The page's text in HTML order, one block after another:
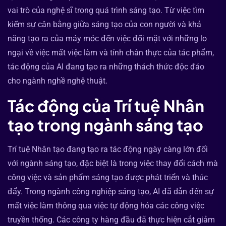
vai trò của nghệ sĩ trong quá trình sáng tạo. Từ việc tìm
kiếm sự cân bằng giữa sáng tạo của con người và khả
năng tạo ra của máy móc đến việc đối mặt với những lo
ngại về việc mất việc làm và tính chân thực của tác phẩm,
tác động của AI đang tạo ra những thách thức độc đáo
cho ngành nghề nghệ thuật.
Tác động của Trí tuệ Nhân
tạo trong ngành sáng tạo
Trí tuệ Nhân tạo đang tạo ra tác động ngày càng lớn đối
với ngành sáng tạo, đặc biệt là trong việc thay đổi cách mà
công việc và sản phẩm sáng tạo được phát triển và thúc
đẩy. Trong ngành công nghiệp sáng tạo, AI đã dẫn đến sự
mất việc làm thông qua việc tự động hóa các công việc
truyền thống. Các công ty hàng đầu đã thực hiện cắt giảm